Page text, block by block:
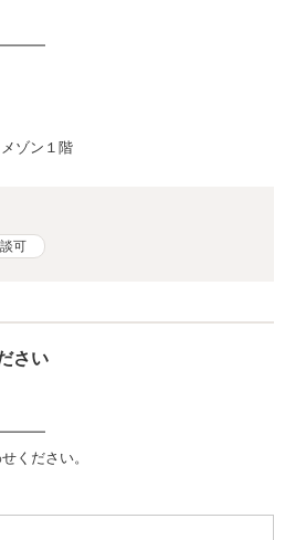
ゾン１階
可
さい
ください。